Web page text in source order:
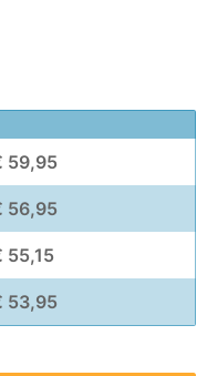
59,95
56,95
55,15
53,95